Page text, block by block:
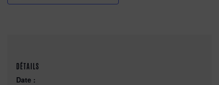
DÉTAILS
Date :